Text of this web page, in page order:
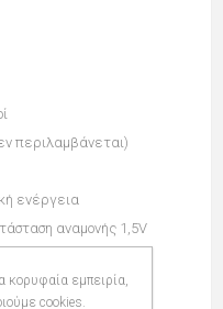
περιλαμβάνεται)
ενέργεια
αναμονής 1,5V
κορυφαία εμπειρία,
cookies.